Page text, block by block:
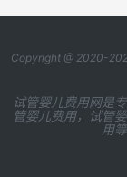
Copyright @ 2020-
试管婴儿费用网是
管婴儿费用，试管
用